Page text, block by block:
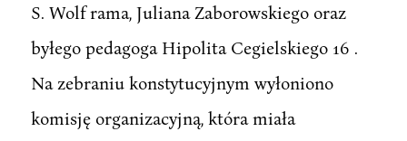
S. Wolf rama, Juliana Zaborowskiego oraz
byłego pedagoga Hipolita Cegielskiego 16 .
Na zebraniu konstytucyjnym wyłoniono
komisję organizacyjną, która miała